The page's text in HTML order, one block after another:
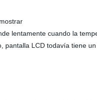
lentamente cuando la
pantalla LCD todavía tiene